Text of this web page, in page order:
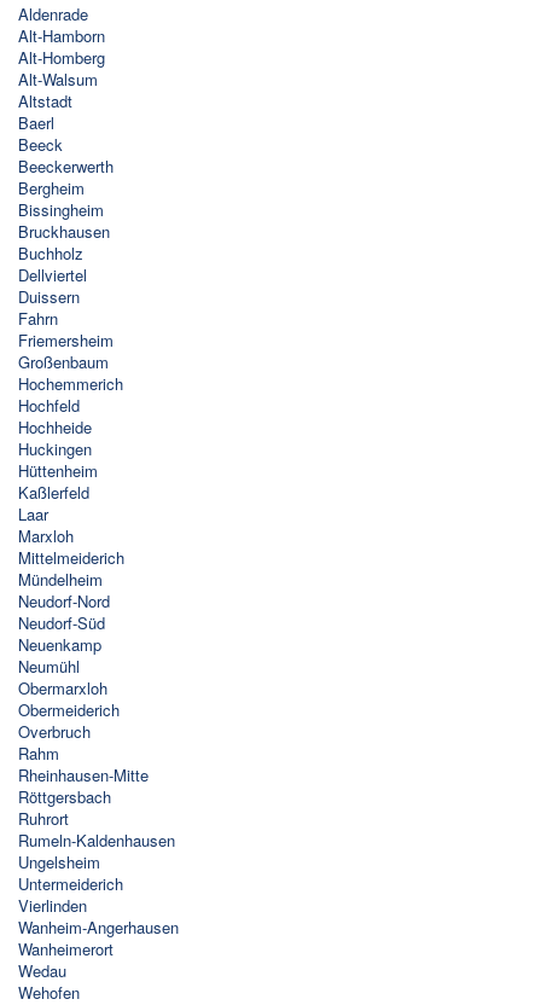
Aldenrade
Alt-Hamborn
Alt-Homberg
Alt-Walsum
Altstadt
Baerl
Beeck
Beeckerwerth
Bergheim
Bissingheim
Bruckhausen
Buchholz
Dellviertel
Duissern
Fahrn
Friemersheim
Großenbaum
Hochemmerich
Hochfeld
Hochheide
Huckingen
Hüttenheim
Kaßlerfeld
Laar
Marxloh
Mittelmeiderich
Mündelheim
Neudorf-Nord
Neudorf-Süd
Neuenkamp
Neumühl
Obermarxloh
Obermeiderich
Overbruch
Rahm
Rheinhausen-Mitte
Röttgersbach
Ruhrort
Rumeln-Kaldenhausen
Ungelsheim
Untermeiderich
Vierlinden
Wanheim-Angerhausen
Wanheimerort
Wedau
Wehofen